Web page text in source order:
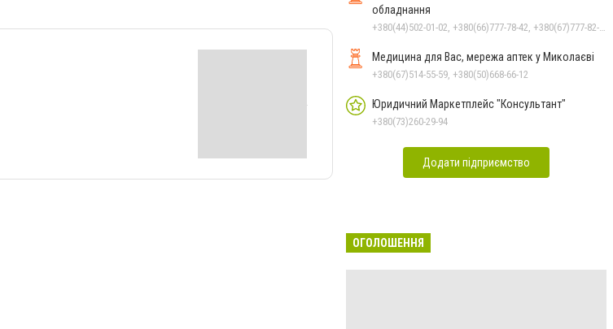
обладнання
Медицина для Вас, мережа аптек у Миколаєві
+380(67)514-55-59, +380(50)668-66-12
Юридичний Маркетплейс "Консультант"
+380(73)260-29-94
Додати підприємство
ОГОЛОШЕННЯ